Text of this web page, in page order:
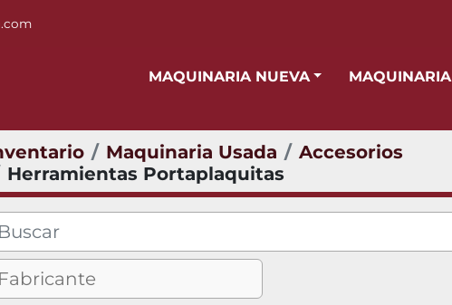
MAQUINARIA NUEVA
Maquinaria Usada
Accesorios
Herramientas Portaplaquitas